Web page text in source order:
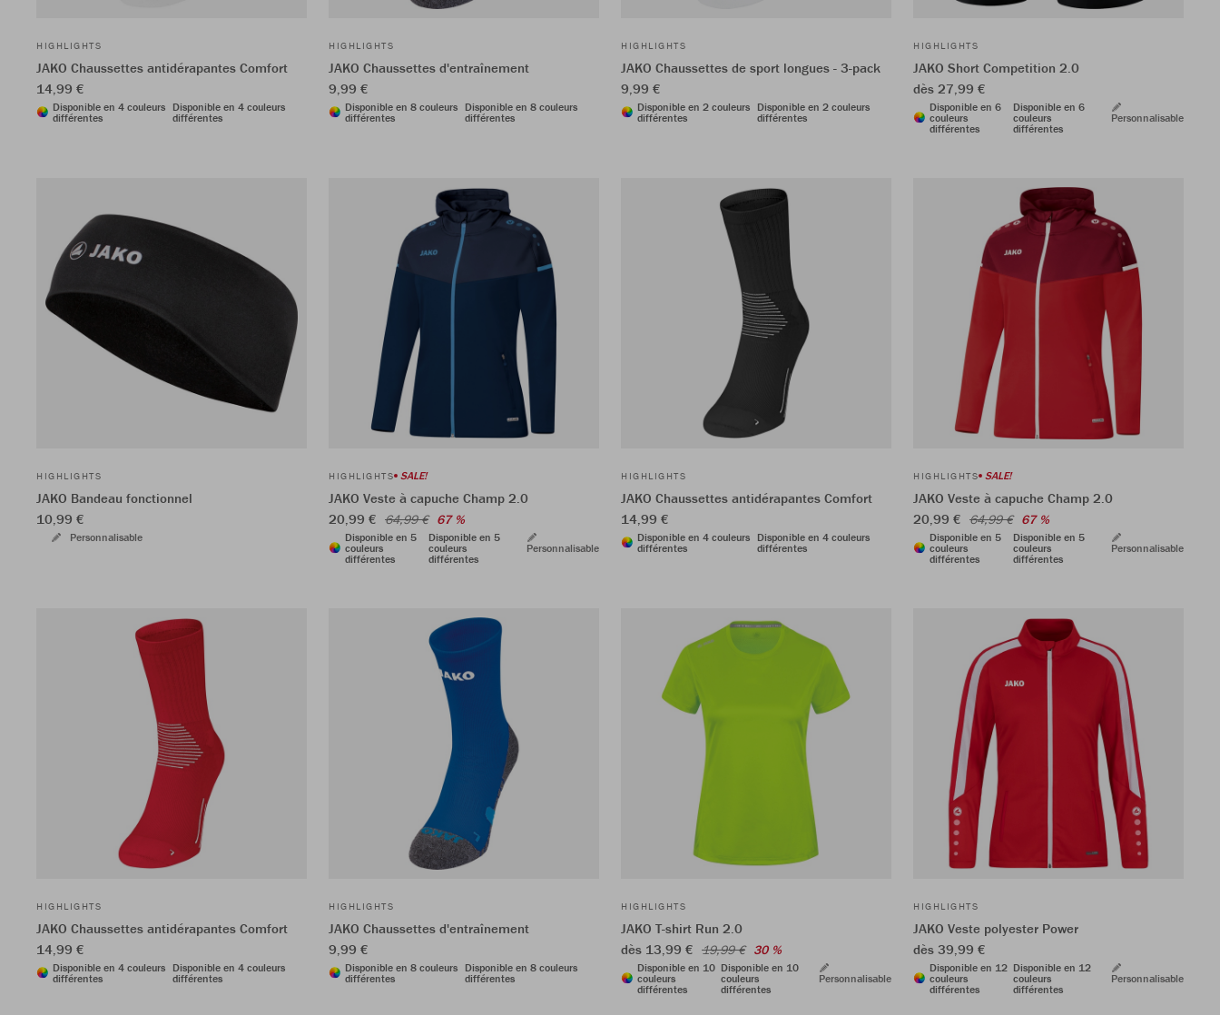
HIGHLIGHTS
JAKO Chaussettes antidérapantes Comfort
14,99 €
Disponible en 4 couleurs
différentes
Disponible en 4 couleurs
différentes
HIGHLIGHTS
JAKO Chaussettes d'entraînement
9,99 €
Disponible en 8 couleurs
différentes
Disponible en 8 couleurs
différentes
HIGHLIGHTS
JAKO Chaussettes de sport longues - 3-pack
9,99 €
Disponible en 2 couleurs
différentes
Disponible en 2 couleurs
différentes
HIGHLIGHTS
JAKO Short Competition 2.0
dès 27,99 €
Disponible en 6
couleurs
différentes
Disponible en 6
couleurs
différentes
Personnalisable
HIGHLIGHTS
JAKO Bandeau fonctionnel
10,99 €
Personnalisable
HIGHLIGHTS SALE!
JAKO Veste à capuche Champ 2.0
20,99 € 64,99 € 67 %
Disponible en 5
couleurs
différentes
Disponible en 5
couleurs
différentes
Personnalisable
HIGHLIGHTS
JAKO Chaussettes antidérapantes Comfort
14,99 €
Disponible en 4 couleurs
différentes
Disponible en 4 couleurs
différentes
HIGHLIGHTS SALE!
JAKO Veste à capuche Champ 2.0
20,99 € 64,99 € 67 %
Disponible en 5
couleurs
différentes
Disponible en 5
couleurs
différentes
Personnalisable
HIGHLIGHTS
JAKO Chaussettes antidérapantes Comfort
14,99 €
Disponible en 4 couleurs
différentes
Disponible en 4 couleurs
différentes
HIGHLIGHTS
JAKO Chaussettes d'entraînement
9,99 €
Disponible en 8 couleurs
différentes
Disponible en 8 couleurs
différentes
HIGHLIGHTS
JAKO T-shirt Run 2.0
dès 13,99 € 19,99 € 30 %
Disponible en 10
couleurs
différentes
Disponible en 10
couleurs
différentes
Personnalisable
HIGHLIGHTS
JAKO Veste polyester Power
dès 39,99 €
Disponible en 12
couleurs
différentes
Disponible en 12
couleurs
différentes
Personnalisable